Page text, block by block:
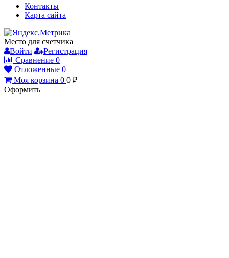
Контакты
Карта сайта
Место для счетчика
Войти
Регистрация
Сравнение 0
Отложенные 0
Моя корзина 0 0 ₽
Оформить